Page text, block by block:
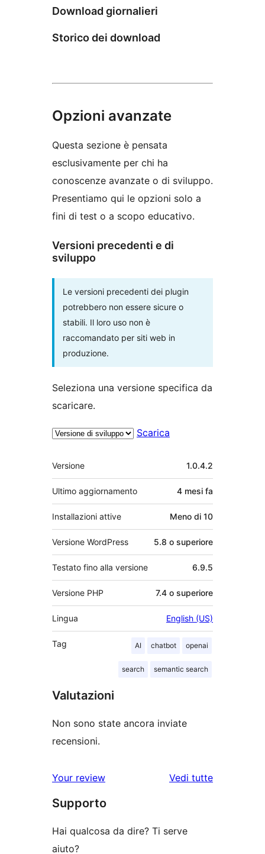
Download giornalieri
Storico dei download
Opzioni avanzate
Questa sezione è pensata
esclusivamente per chi ha
conoscenze avanzate o di sviluppo.
Presentiamo qui le opzioni solo a
fini di test o a scopo educativo.
Versioni precedenti e di
sviluppo
Le versioni precedenti dei plugin
potrebbero non essere sicure o
stabili. Il loro uso non è
raccomandato per siti web in
produzione.
Seleziona una versione specifica da
scaricare.
Scarica
Meta
Versione 1.0.4.2
Ultimo aggiornamento 4 mesi fa
Installazioni attive Meno di 10
Versione WordPress 5.8 o superiore
Testato fino alla versione 6.9.5
Versione PHP 7.4 o superiore
Lingua English (US)
Tag AI chatbot openai
search semantic search
Valutazioni
Non sono state ancora inviate
recensioni.
Your review Vedi tuttele
Supporto
Hai qualcosa da dire? Ti serve
aiuto?